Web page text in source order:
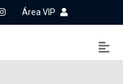
Área VIP